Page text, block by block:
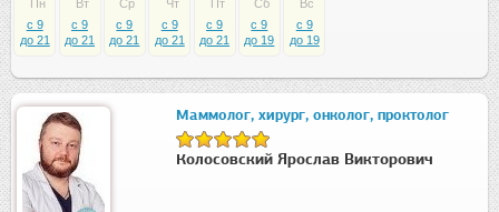
Пн
c 9
до 21
Вт
c 9
до 21
Ср
c 9
до 21
Чт
c 9
до 21
Пт
c 9
до 21
Сб
c 9
до 19
Вс
c 9
до 19
Маммолог, хирург, онколог, проктолог
Колосовский Ярослав Викторович